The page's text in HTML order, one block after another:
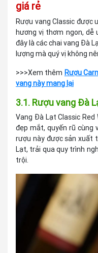
giá rẻ
Rượu vang Classic được
hương vị thơm ngon, dễ
đây là các chai vang Đà
lượng mà quý vị không
>>>Xem thêm Rượu
vang này mang lại
3.1. Rượu vang Đà
Vang Đà Lạt Classic
đẹp mắt, quyến rũ cùng
rượu này được sản xuất
Lạt, trải qua quy trình
trội.